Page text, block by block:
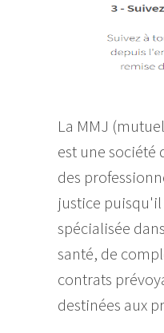
La MMJ
est une société
des
justice
spécialisée
santé, de
contrats
destinées aux